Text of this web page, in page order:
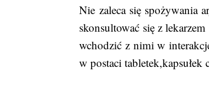
Nie zaleca się spożywania
skonsultować się z
wchodzić z nimi w
w postaci tabletek,kapsułek